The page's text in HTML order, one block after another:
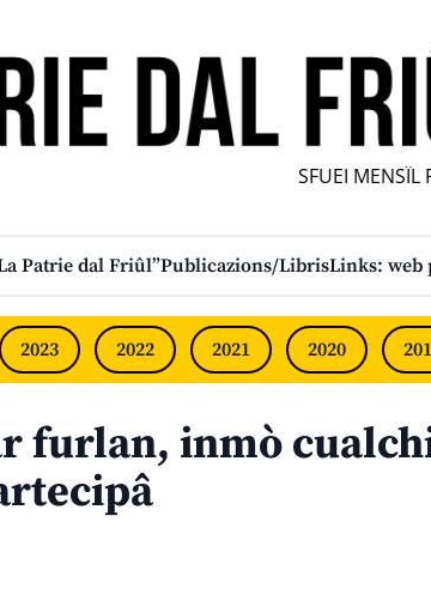
SFUEI MENSÎL
Patrie dal Friûl”Publicazions/LibrisLinks:
2023 2022 2021 2020
furlan, inmò